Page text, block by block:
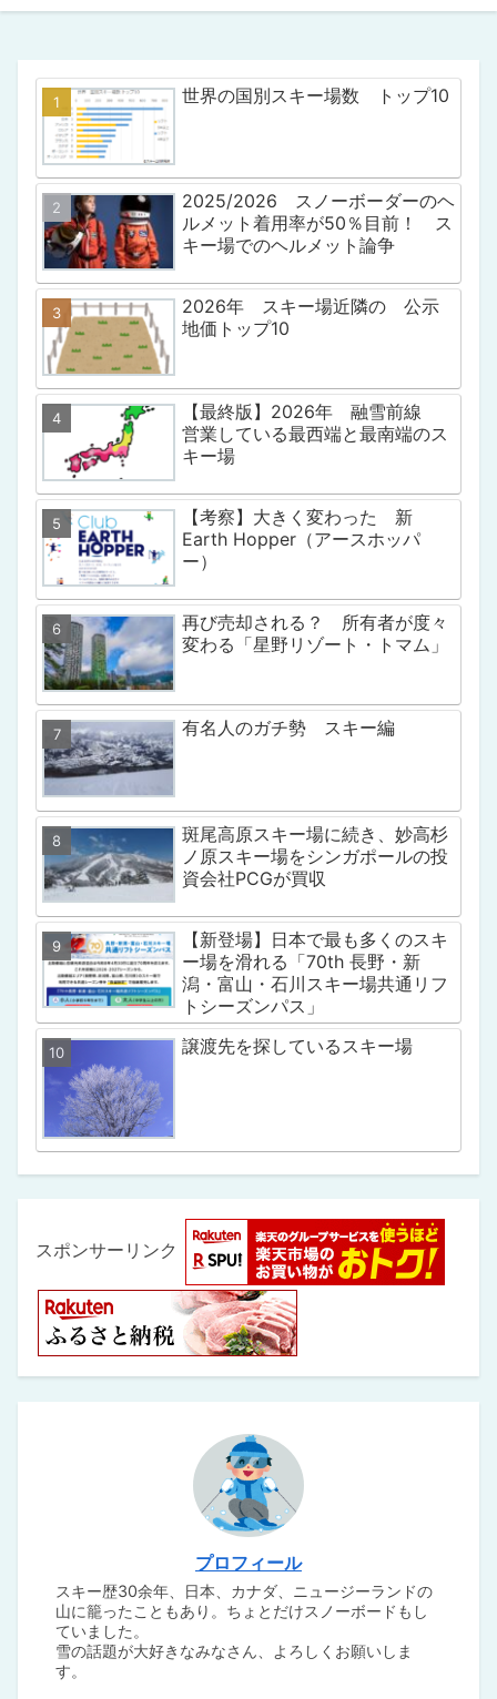
世界の国別スキー場数 トップ10
2025/2026 スノーボーダーのヘ
ルメット着用率が50％目前！ ス
キー場でのヘルメット論争
2026年 スキー場近隣の 公示
地価トップ10
【最終版】2026年 融雪前線
営業している最西端と最南端のス
キー場
【考察】大きく変わった 新
Earth Hopper（アースホッパ
ー）
再び売却される？ 所有者が度々
変わる「星野リゾート・トマム」
有名人のガチ勢 スキー編
斑尾高原スキー場に続き、妙高杉
ノ原スキー場をシンガポールの投
資会社PCGが買収
【新登場】日本で最も多くのスキ
ー場を滑れる「70th 長野・新
潟・富山・石川スキー場共通リフ
トシーズンパス」
譲渡先を探しているスキー場
スポンサーリンク
プロフィール
スキー歴30余年、日本、カナダ、ニュージーランドの
山に籠ったこともあり。ちょとだけスノーボードもし
ていました。
雪の話題が大好きなみなさん、よろしくお願いしま
す。